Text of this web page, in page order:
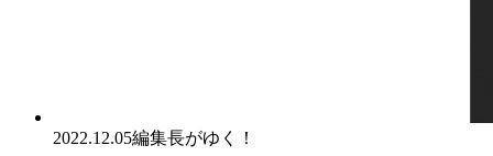
2022.12.05編集長がゆく！